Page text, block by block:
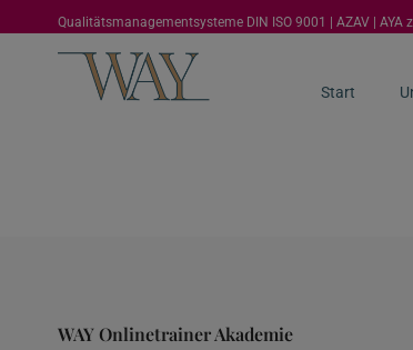
Qualitätsmanagementsysteme DIN ISO 9001 | AZAV | AYA
Start
WAY Onlinetrainer Akademie